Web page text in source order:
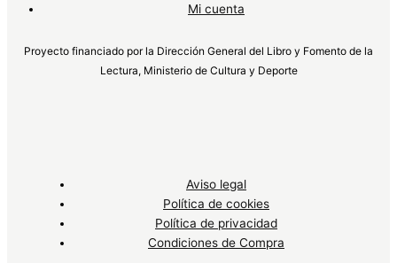
Mi cuenta
Proyecto financiado por la Dirección General del Libro y Fomento de la
Lectura, Ministerio de Cultura y Deporte
Aviso legal
Política de cookies
Política de privacidad
Condiciones de Compra